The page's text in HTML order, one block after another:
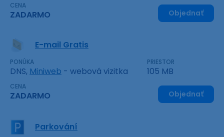
CENA
ZADARMO Objednať
E-mail Gratis
PONÚKA
DNS, Miniweb - webová vizitka
PRIESTOR
105 MB
CENA
ZADARMO Objednať
Parkování